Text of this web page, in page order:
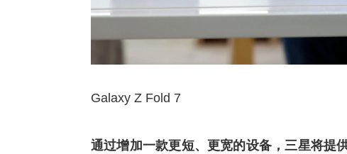
Galaxy Z Fold 7
通过增加一款更短、更宽的设备，三星将提